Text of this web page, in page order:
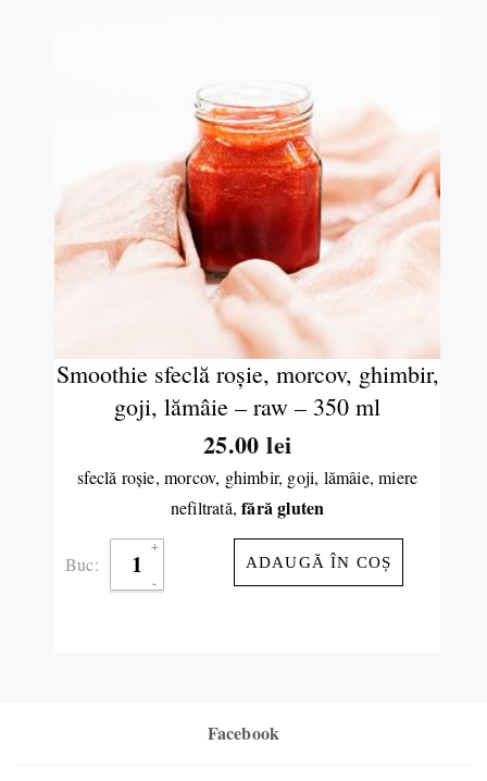
Smoothie sfeclă roşie, morcov, ghimbir,
goji, lămâie – raw – 350 ml
25.00lei
sfeclă roşie, morcov, ghimbir, goji, lămâie, miere
nefiltrată,fără gluten
Buc: ADAUGĂ ÎN COȘ
Facebook